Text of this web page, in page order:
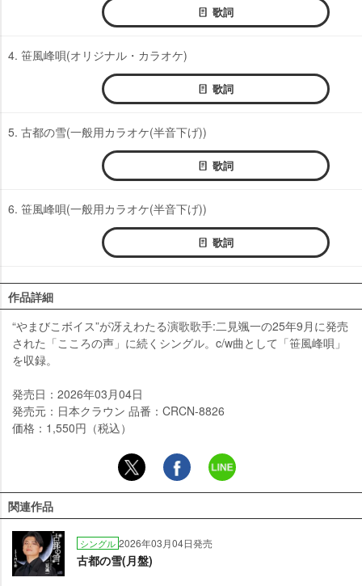
歌詞
4. 笹風峰唄(オリジナル・カラオケ)
歌詞
5. 古都の雪(一般用カラオケ(半音下げ))
歌詞
6. 笹風峰唄(一般用カラオケ(半音下げ))
歌詞
作品詳細
“やまびこボイス”が冴えわたる演歌歌手:二見颯一の25年9月に発売
された「こころの声」に続くシングル。c/w曲として「笹風峰唄」
を収録。
発売日：2026年03月04日
発売元：日本クラウン 品番：CRCN-8826
価格：1,550円（税込）
関連作品
シングル 2026年03月04日発売
古都の雪(月盤)